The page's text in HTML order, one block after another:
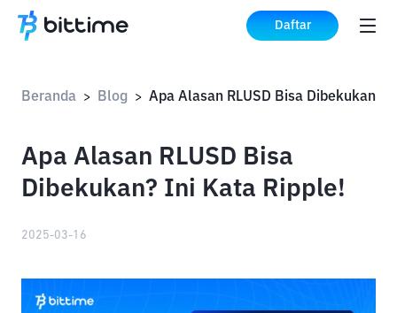
Daftar
Beranda > Blog >
Apa Alasan RLUSD Bisa
Dibekukan? Ini Kata Ripple!
2025-03-16